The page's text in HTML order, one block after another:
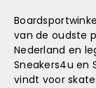
van de oudste
Nederland en
Sneakers4u en
vindt voor